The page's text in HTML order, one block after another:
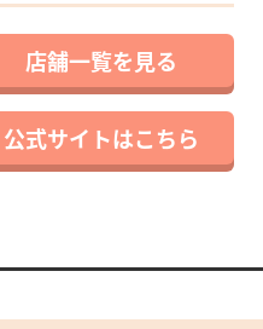
店舗一覧を見る
公式サイトはこちら